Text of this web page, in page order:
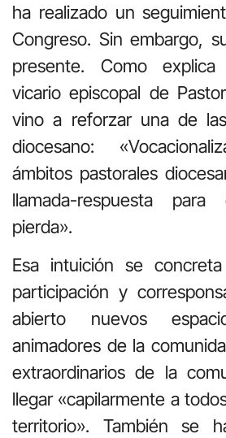
ha realizado un
Congreso. Sin embargo,
presente. Como explica
vicario episcopal de
vino a reforzar una de
diocesano:
ámbitos pastorales
llamada-respuesta
pierda».
Esa intuición se
participación y
abierto nuevos
animadores de la
extraordinarios de la
llegar «capilarmente a
territorio». También se